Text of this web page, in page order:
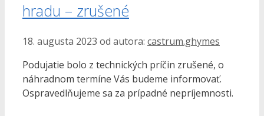
hradu – zrušené
18. augusta 2023 od autora: castrum.ghymes
Podujatie bolo z technických príčin zrušené, o
náhradnom termíne Vás budeme informovať.
Ospravedlňujeme sa za prípadné nepríjemnosti.